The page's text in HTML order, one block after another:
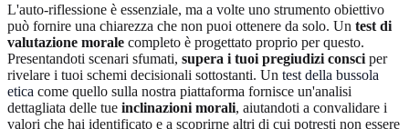
L'auto-riflessione è essenziale, ma a volte uno strumento obiettivo
può fornire una chiarezza che non puoi ottenere da solo. Un test di
valutazione morale completo è progettato proprio per questo.
Presentandoti scenari sfumati, supera i tuoi pregiudizi consci per
rivelare i tuoi schemi decisionali sottostanti. Un test della bussola
etica come quello sulla nostra piattaforma fornisce un'analisi
dettagliata delle tue inclinazioni morali, aiutandoti a convalidare i
valori che hai identificato e a scoprirne altri di cui potresti non essere